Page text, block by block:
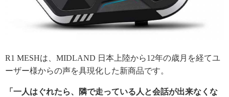
R1 MESHは、MIDLAND 日本上陸から12年の歳月を経てユ
ーザー様からの声を具現化した新商品です。
「一人はぐれたら、隣で走っている人と会話が出来なくな